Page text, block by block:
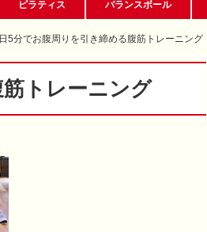
ピラティス バランスボール
5分でお腹周りを引き締める腹筋トレーニング
トレーニング